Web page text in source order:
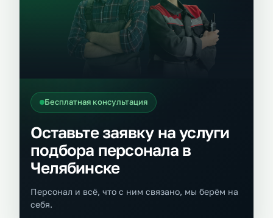
Бесплатная консультация
Оставьте заявку на услуги
подбора персонала в
Челябинске
Персонал и всё, что с ним связано, мы берём на
себя.